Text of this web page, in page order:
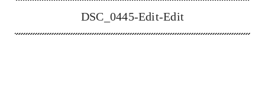
DSC_0445-Edit-Edit